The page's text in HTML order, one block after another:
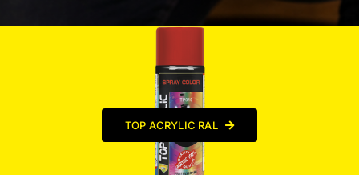
TOP ACRYLIC RAL